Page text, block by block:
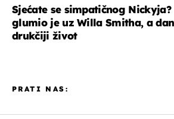
Sjećate se simpatičnog
glumio je uz Willa Smitha, a
drukčiji život
PRATI NAS: